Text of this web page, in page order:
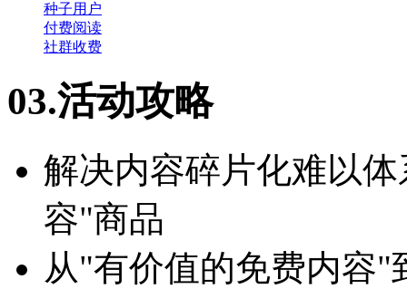
种子用户
付费阅读
社群收费
03.活动攻略
解决内容碎片化难以
容"商品
从"有价值的免费内容